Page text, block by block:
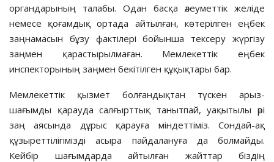
органдарының талабы. Одан басқа әлеуметтік желіде
немесе қоғамдық ортада айтылған, көтерілген еңбек
заңнамасын бұзу фактілері бойынша тексеру жүргізу
заңмен қарастырылмаған. Мемлекеттік еңбек
инспекторының заңмен бекітілген құқықтары бар.
Мемлекеттік қызмет болғандықтан түскен арыз-
шағымды қарауда салғырттық танытпай, уақытылы әрі
заң аясында дұрыс қарауға міндеттіміз. Сондай-ақ
құзыреттілігімізді асыра пайдалануға да болмайды.
Кейбір шағымдарда айтылған жайттар біздің